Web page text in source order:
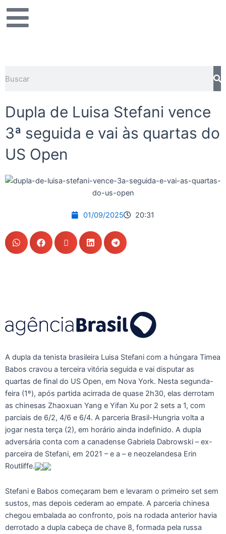
para
Dupla de Luisa Stefani vence
3ª seguida e vai às quartas do
US Open
01/09/2025 20:31
A dupla da tenista brasileira Luisa Stefani com a húngara Timea
Babos cravou a terceira vitória seguida e vai disputar as
quartas de final do US Open, em Nova York. Nesta segunda-
feira (1º), após partida acirrada de quase 2h30, elas derrotam
as chinesas Zhaoxuan Yang e Yifan Xu por 2 sets a 1, com
parciais de 6/2, 4/6 e 6/4. A parceria Brasil-Hungria volta a
jogar nesta terça (2), em horário ainda indefinido. A dupla
adversária conta com a canadense Gabriela Dabrowski – ex-
parceira de Stefani, em 2021 – e a – e neozelandesa Erin
Routliffe.
Stefani e Babos começaram bem e levaram o primeiro set sem
sustos, mas depois cederam ao empate. A parceria chinesa
chegou embalada ao confronto, pois na rodada anterior havia
derrotado a dupla cabeça de chave 8, formada pela russa